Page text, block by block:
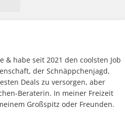
habe seit 2021 den coolsten Job
der Schnäppchenjagd,
Deals zu versorgen, aber
Beraterin. In meiner Freizeit
Großspitz oder Freunden.